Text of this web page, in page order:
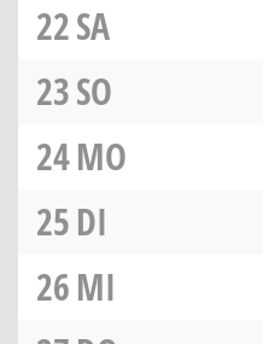
22SA
23SO
24MO
25DI
26MI